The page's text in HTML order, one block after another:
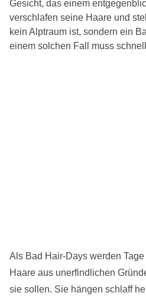
Gesicht, das einem
verschlafen seine Haare und
kein Alptraum ist, sondern ein
einem solchen Fall muss
Als Bad Hair-Days werden
Haare aus unerfindlichen
sie sollen. Sie hängen schlaff